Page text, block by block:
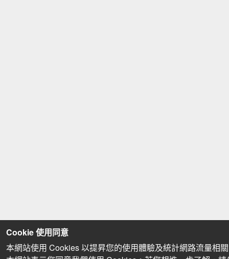
Cookie 使用同意
本網站使用 Cookies 以提昇您的使用體驗及統計網路流量相